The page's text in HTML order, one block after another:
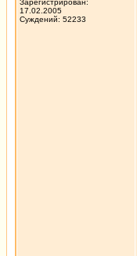
Зарегистрирован:
17.02.2005
Суждений: 52233